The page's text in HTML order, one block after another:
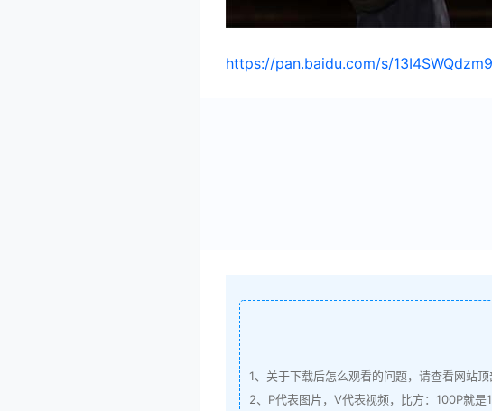
https://pan.baidu.com/s/
1、关于下载后怎么观看的问题，请查看网站顶
2、P代表图片，V代表视频，比方：100P就是